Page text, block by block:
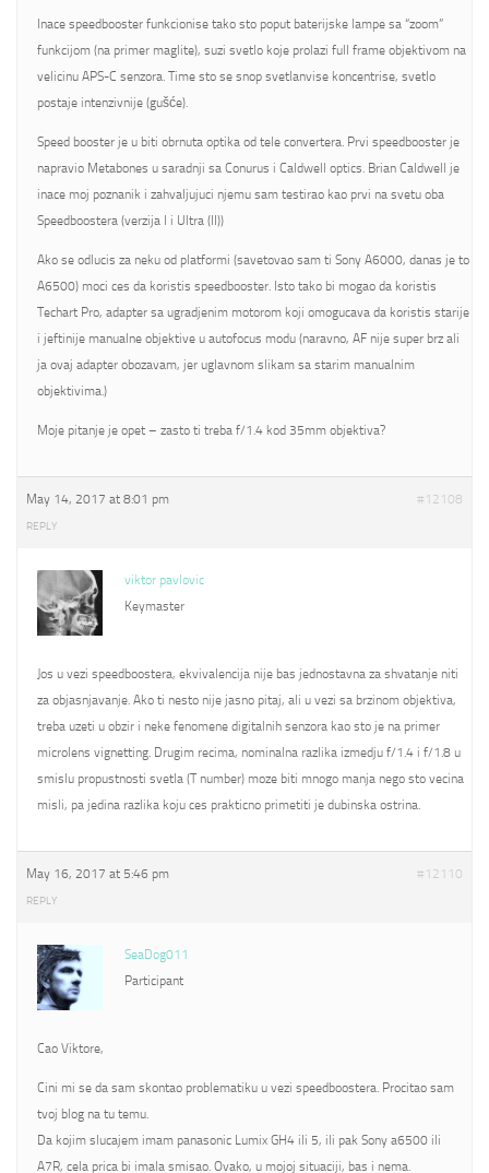
Inace speedbooster funkcionise tako sto poput baterijske lampe sa “zoom”
funkcijom (na primer maglite), suzi svetlo koje prolazi full frame objektivom na
velicinu APS-C senzora. Time sto se snop svetlanvise koncentrise, svetlo
postaje intenzivnije (gušće).
Speed booster je u biti obrnuta optika od tele convertera. Prvi speedbooster je
napravio Metabones u saradnji sa Conurus i Caldwell optics. Brian Caldwell je
inace moj poznanik i zahvaljujuci njemu sam testirao kao prvi na svetu oba
Speedboostera (verzija I i Ultra (II))
Ako se odlucis za neku od platformi (savetovao sam ti Sony A6000, danas je to
A6500) moci ces da koristis speedbooster. Isto tako bi mogao da koristis
Techart Pro, adapter sa ugradjenim motorom koji omogucava da koristis starije
i jeftinije manualne objektive u autofocus modu (naravno, AF nije super brz ali
ja ovaj adapter obozavam, jer uglavnom slikam sa starim manualnim
objektivima.)
Moje pitanje je opet – zasto ti treba f/1.4 kod 35mm objektiva?
May 14, 2017 at 8:01 pm #12108
REPLY
viktor pavlovic
Keymaster
Jos u vezi speedboostera, ekvivalencija nije bas jednostavna za shvatanje niti
za objasnjavanje. Ako ti nesto nije jasno pitaj, ali u vezi sa brzinom objektiva,
treba uzeti u obzir i neke fenomene digitalnih senzora kao sto je na primer
microlens vignetting. Drugim recima, nominalna razlika izmedju f/1.4 i f/1.8 u
smislu propustnosti svetla (T number) moze biti mnogo manja nego sto vecina
misli, pa jedina razlika koju ces prakticno primetiti je dubinska ostrina.
May 16, 2017 at 5:46 pm #12110
REPLY
SeaDog011
Participant
Cao Viktore,
Cini mi se da sam skontao problematiku u vezi speedboostera. Procitao sam
tvoj blog na tu temu.
Da kojim slucajem imam panasonic Lumix GH4 ili 5, ili pak Sony a6500 ili
A7R, cela prica bi imala smisao. Ovako, u mojoj situaciji, bas i nema.